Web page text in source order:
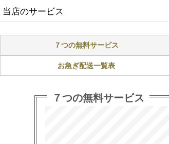
当店のサービス
７つの無料サービス
お急ぎ配送一覧表
７つの無料サービス